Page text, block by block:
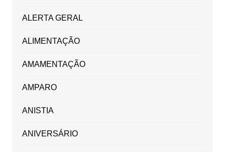
ALERTA GERAL
ALIMENTAÇÃO
AMAMENTAÇÃO
AMPARO
ANISTIA
ANIVERSÁRIO